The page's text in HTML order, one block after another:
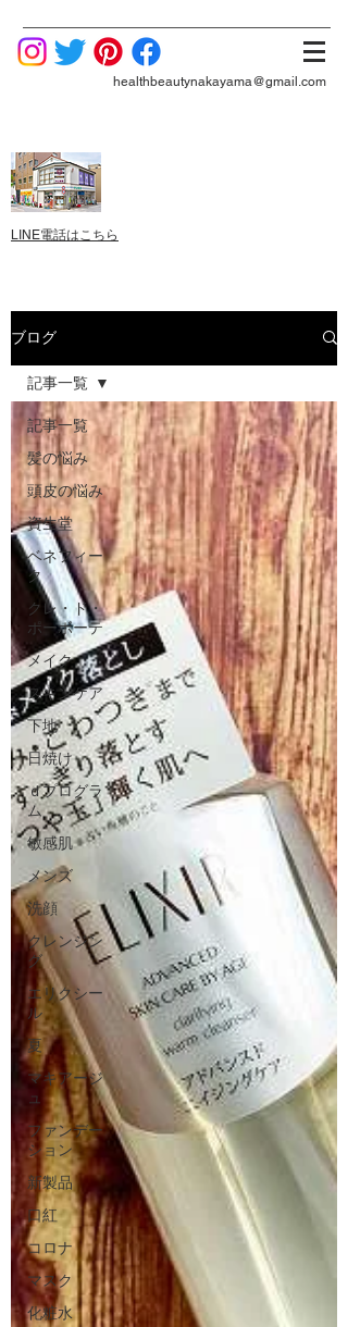
healthbeautynakayama@gmail.com
LINE電話はこちら
ブログ
記事一覧
髪の悩み
頭皮の悩み
資生堂
ベネフィー
ク
クレ・ド・
ポーボーテ
メイク
スキンケア
下地
日焼け
ｄプログラ
ム
敏感肌
メンズ
洗顔
クレンジン
グ
エリクシー
ル
夏
マキアージ
ュ
ファンデー
ション
新製品
口紅
コロナ
マスク
化粧水
記事一覧